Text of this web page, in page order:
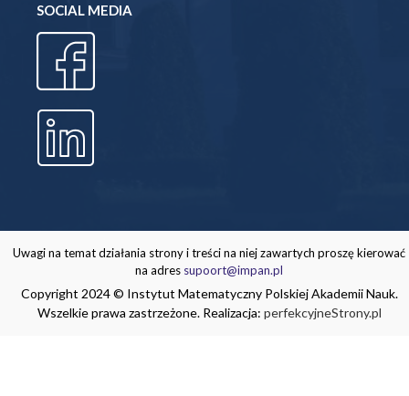
SOCIAL MEDIA
Uwagi na temat działania strony i treści na niej zawartych proszę kierować
na adres supoort@impan.pl
Copyright 2024 © Instytut Matematyczny Polskiej Akademii Nauk.
Wszelkie prawa zastrzeżone. Realizacja: perfekcyjneStrony.pl